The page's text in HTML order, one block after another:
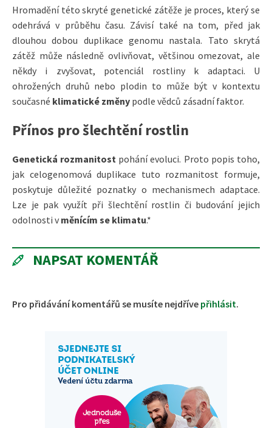
Hromadění této skryté genetické zátěže je proces, který se
odehrává v průběhu času. Závisí také na tom, před jak
dlouhou dobou duplikace genomu nastala. Tato skrytá
zátěž může následně ovlivňovat, většinou omezovat, ale
někdy i zvyšovat, potenciál rostliny k adaptaci. U
ohrožených druhů nebo plodin to může být v kontextu
současné klimatické změny podle vědců zásadní faktor.
Přínos pro šlechtění rostlin
Genetická rozmanitost pohání evoluci. Proto popis toho,
jak celogenomová duplikace tuto rozmanitost formuje,
poskytuje důležité poznatky o mechanismech adaptace.
Lze je pak využít při šlechtění rostlin či budování jejich
odolnosti v měnícím se klimatu.*
NAPSAT KOMENTÁŘ
Pro přidávání komentářů se musíte nejdříve přihlásit.